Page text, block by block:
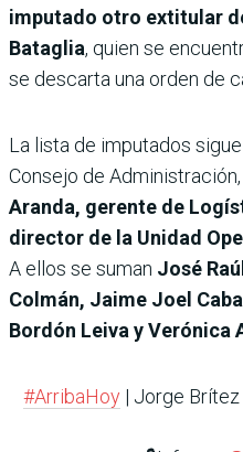
imputado otro extitular
Bataglia, quien se
se descarta una orden de
La lista de imputados
Consejo de
Aranda, gerente de
director de la Unidad
A ellos se suman José
Colmán, Jaime Joel
Bordón Leiva y Verónica
#ArribaHoy | Jorge